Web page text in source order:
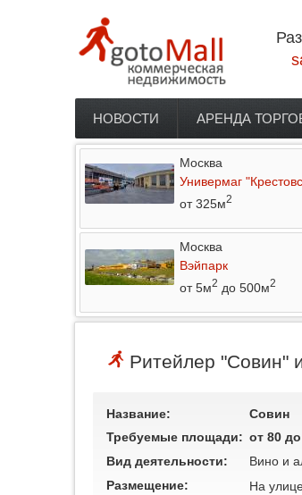
Главное меню
НОВОСТИ АРЕНДА
Москва
Универмаг
от 325м2
Москва
Вэйпарк
от 5м2 до 500м2
Ритейлер "Совин"
Название:
Совин
Требуемые площади: от 80
Вид деятельности:
Вино и
Размещение:
На